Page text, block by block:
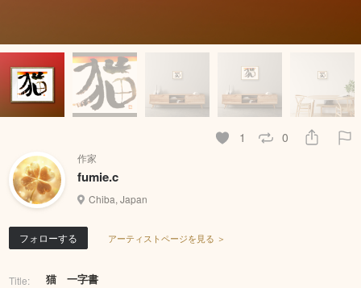
1 0
作家
fumie.c
Chiba, Japan
フォローする アーティストページを見る ＞
Title: 猫 一字書